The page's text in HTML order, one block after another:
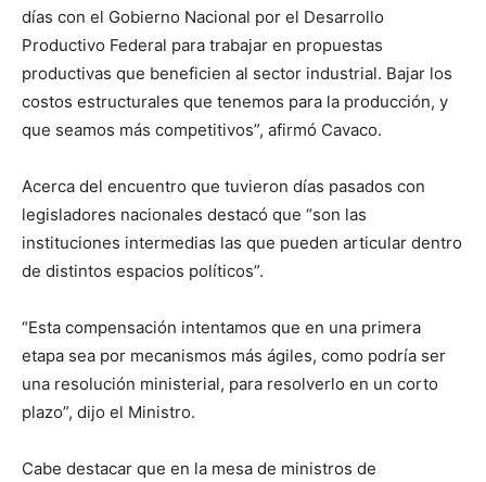
días con el Gobierno Nacional por el Desarrollo
Productivo Federal para trabajar en propuestas
productivas que beneficien al sector industrial. Bajar los
costos estructurales que tenemos para la producción, y
que seamos más competitivos”, afirmó Cavaco.
Acerca del encuentro que tuvieron días pasados con
legisladores nacionales destacó que “son las
instituciones intermedias las que pueden articular dentro
de distintos espacios políticos”.
“Esta compensación intentamos que en una primera
etapa sea por mecanismos más ágiles, como podría ser
una resolución ministerial, para resolverlo en un corto
plazo”, dijo el Ministro.
Cabe destacar que en la mesa de ministros de